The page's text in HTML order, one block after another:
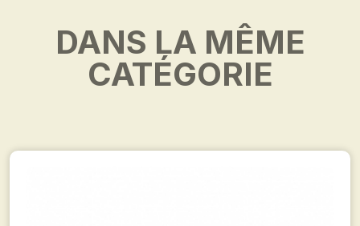
DANS LA MÊME
CATÉGORIE